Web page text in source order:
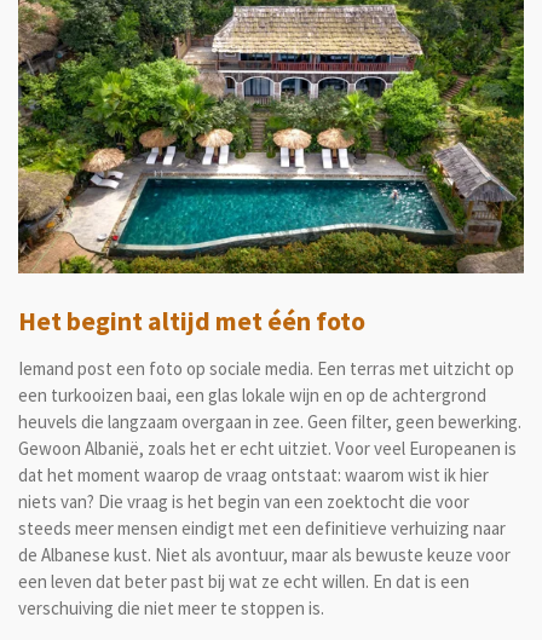
Het begint altijd met één foto
Iemand post een foto op sociale media. Een terras met uitzicht op
een turkooizen baai, een glas lokale wijn en op de achtergrond
heuvels die langzaam overgaan in zee. Geen filter, geen bewerking.
Gewoon Albanië, zoals het er echt uitziet. Voor veel Europeanen is
dat het moment waarop de vraag ontstaat: waarom wist ik hier
niets van? Die vraag is het begin van een zoektocht die voor
steeds meer mensen eindigt met een definitieve verhuizing naar
de Albanese kust. Niet als avontuur, maar als bewuste keuze voor
een leven dat beter past bij wat ze echt willen. En dat is een
verschuiving die niet meer te stoppen is.